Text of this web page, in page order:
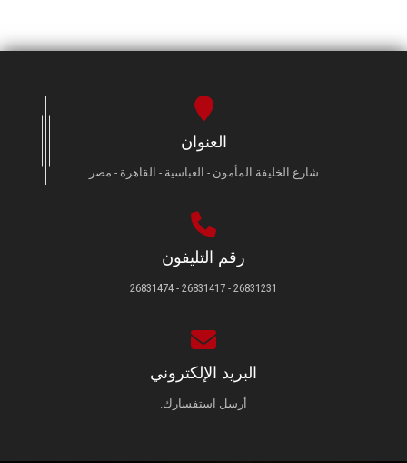
العنوان
شارع الخليفة المأمون - العباسية - القاهرة - مصر
رقم التليفون
26831231 - 26831417 - 26831474
البريد الإلكتروني
أرسل استفسارك.